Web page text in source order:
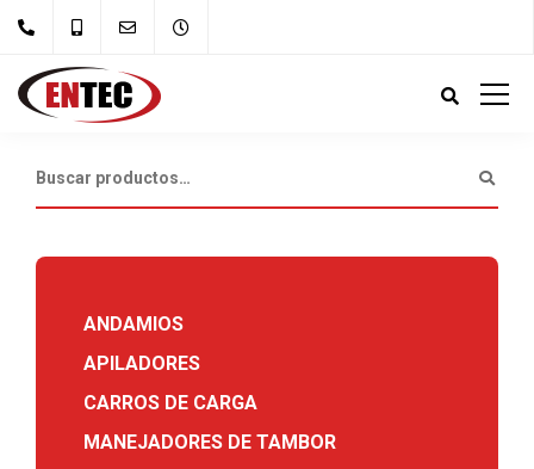
ANDAMIOS
APILADORES
CARROS DE CARGA
MANEJADORES DE TAMBOR